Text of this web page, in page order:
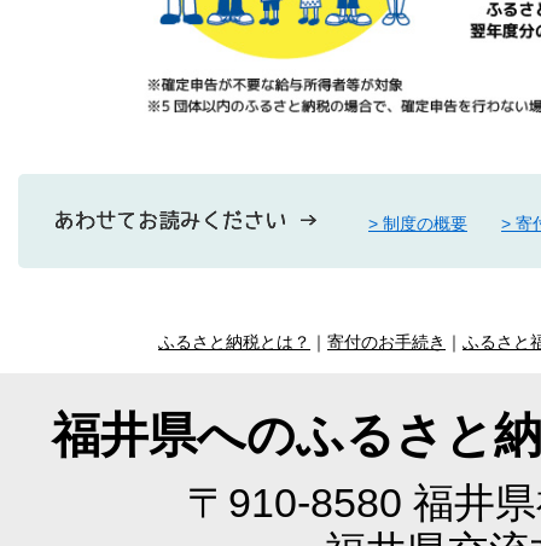
> 制度の概要 > 寄
ふるさと納税とは？ ｜ 寄付のお手続き ｜ ふるさと
福井県へのふるさと
〒910-8580 福井